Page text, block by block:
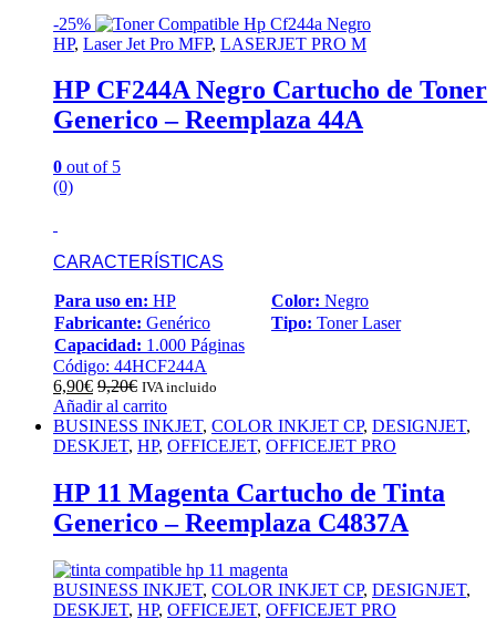
-25%
HP, Laser Jet Pro MFP, LASERJET PRO M
HP CF244A Negro Cartucho de Toner
Generico – Reemplaza 44A
0 out of 5
(0)
CARACTERÍSTICAS
Para uso en: HP Color: Negro
Fabricante: Genérico Tipo: Toner Laser
Capacidad: 1.000 Páginas
Código: 44HCF244A
6,90€ 9,20€ IVA incluido
Añadir al carrito
BUSINESS INKJET, COLOR INKJET CP, DESIGNJET,
DESKJET, HP, OFFICEJET, OFFICEJET PRO
HP 11 Magenta Cartucho de Tinta
Generico – Reemplaza C4837A
BUSINESS INKJET, COLOR INKJET CP, DESIGNJET,
DESKJET, HP, OFFICEJET, OFFICEJET PRO